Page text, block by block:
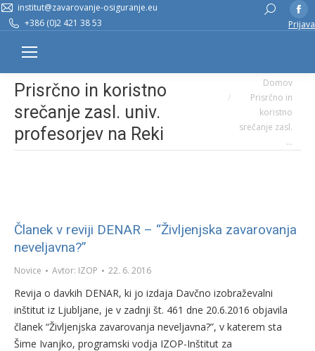
institut@zavarovanje-osiguranje.eu
+386 (0)2 421 38 53
Search:
Prijava
Prisrčno in koristno
srečanje zasl. univ.
profesorjev na Reki
You are here:Domov
Prisrčno in
koristno
srečanje zasl.
…
Članek v reviji DENAR – “Življenjska zavarovanja
neveljavna?”
Novice Avtor: IZOP 22. 6. 2016
Revija o davkih DENAR, ki jo izdaja Davčno izobraževalni
inštitut iz Ljubljane, je v zadnji št. 461 dne 20.6.2016 objavila
članek “Življenjska zavarovanja neveljavna?”, v katerem sta
Šime Ivanjko, programski vodja IZOP-Inštitut za